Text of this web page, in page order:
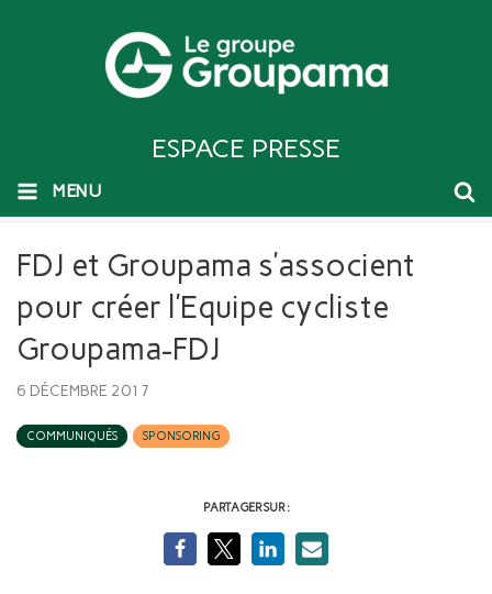
ESPACE PRESSE
MENU
FDJ et Groupama s’associent
pour créer l’Equipe cycliste
Groupama-FDJ
6 DÉCEMBRE 2017
COMMUNIQUÉS SPONSORING
PARTAGER SUR :